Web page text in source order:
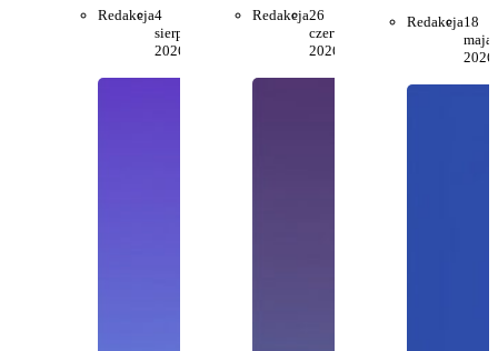
Redakcja4
sierpnia
2026
Redakcja26
czerwca
2026
Redakcja18
maja
2026